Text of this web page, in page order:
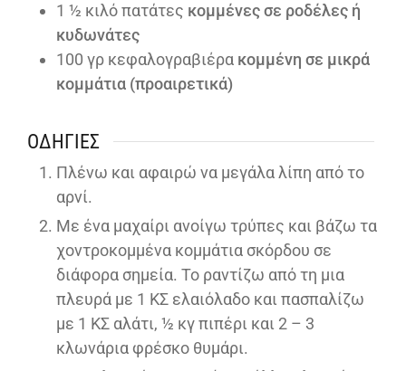
1 ½ κιλό πατάτες κομμένες σε ροδέλες ή
κυδωνάτες
100 γρ κεφαλογραβιέρα κομμένη σε μικρά
κομμάτια (προαιρετικά)
ΟΔΗΓΊΕΣ
Πλένω και αφαιρώ να μεγάλα λίπη από το
αρνί.
Με ένα μαχαίρι ανοίγω τρύπες και βάζω τα
χοντροκομμένα κομμάτια σκόρδου σε
διάφορα σημεία. Το ραντίζω από τη μια
πλευρά με 1 ΚΣ ελαιόλαδο και πασπαλίζω
με 1 ΚΣ αλάτι, ½ κγ πιπέρι και 2 – 3
κλωνάρια φρέσκο θυμάρι.